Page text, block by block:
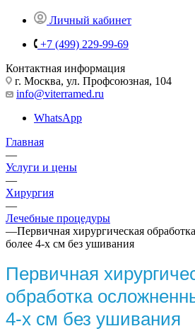
Личный кабинет
+7 (499) 229-99-69
Контактная информация
г. Москва, ул. Профсоюзная, 104
info@viterramed.ru
WhatsApp
Главная
—
Услуги и цены
—
Хирургия
—
Лечебные процедуры
—Первичная хирургическая
более 4-х см без ушивания
Первичная
обработка
4-х см без ушивания